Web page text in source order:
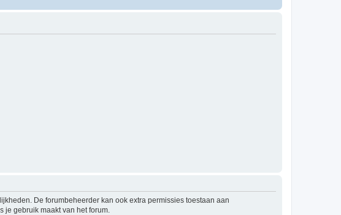
De forumbeheerder kan ook extra permissies toestaan aan
gebruik maakt van het forum.